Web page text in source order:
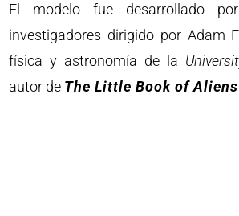
El modelo fue desarrollado
investigadores dirigido por Adam
física y astronomía de la
autor de The Little Book of Aliens